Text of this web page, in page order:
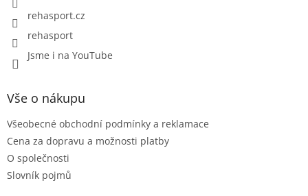
rehasport.cz
rehasport
Jsme i na YouTube
Vše o nákupu
Všeobecné obchodní podmínky a reklamace
Cena za dopravu a možnosti platby
O společnosti
Slovník pojmů